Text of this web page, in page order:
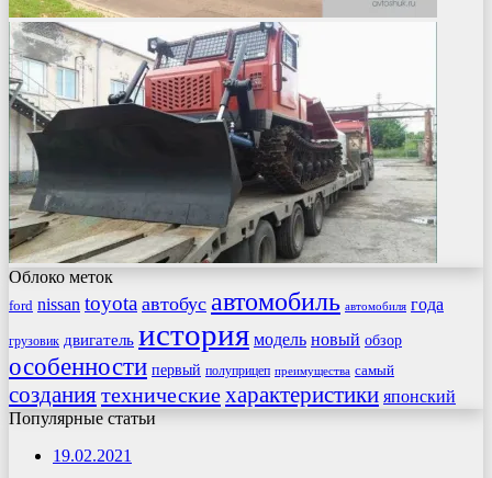
Облоко меток
ford nissan toyota автобус автомобиль автомобиля года
грузовик двигатель история модель новый обзор
особенности первый полуприцеп преимущества самый
созданиятехническиехарактеристики японский
Популярные статьи
19.02.2021